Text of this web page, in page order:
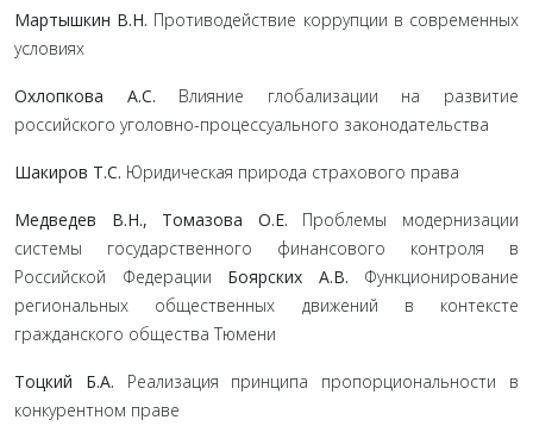
Мартышкин В.Н. Противодействие коррупции в современных
условиях
Охлопкова А.С. Влияние глобализации на развитие
российского уголовно-процессуального законодательства
Шакиров Т.С. Юридическая природа страхового права
Медведев В.Н., Томазова О.Е. Проблемы модернизации
системы государственного финансового контроля в
Российской Федерации Боярских А.В. Функционирование
региональных общественных движений в контексте
гражданского общества Тюмени
Тоцкий Б.А. Реализация принципа пропорциональности в
конкурентном праве